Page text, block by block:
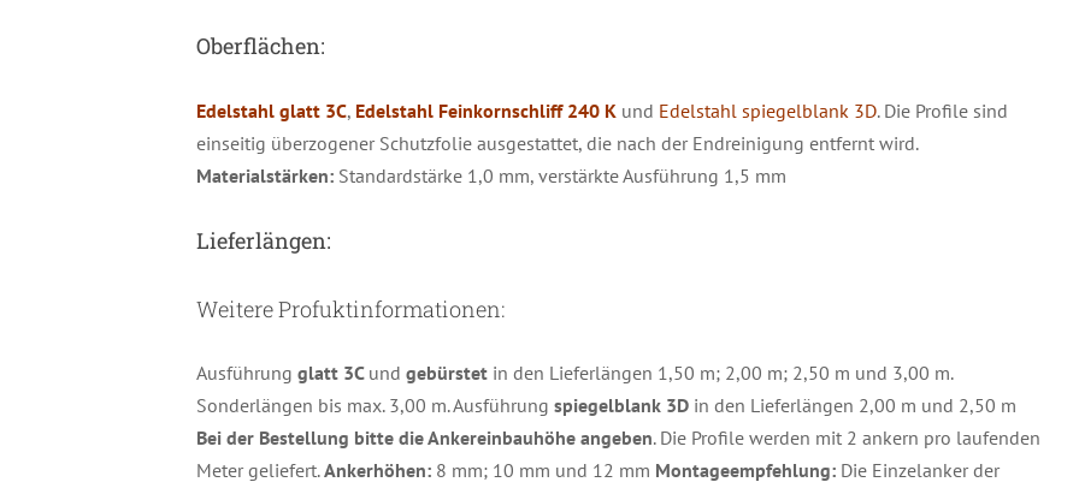
Oberflächen:
Edelstahl glatt 3C, Edelstahl Feinkornschliff 240 K und Edelstahl spiegelblank 3D. Die Profile sind
einseitig überzogener Schutzfolie ausgestattet, die nach der Endreinigung entfernt wird.
Materialstärken: Standardstärke 1,0 mm, verstärkte Ausführung 1,5 mm
Lieferlängen:
Weitere Profuktinformationen:
Ausführung glatt 3C und gebürstet in den Lieferlängen 1,50 m; 2,00 m; 2,50 m und 3,00 m.
Sonderlängen bis max. 3,00 m. Ausführung spiegelblank 3Din den Lieferlängen 2,00 m und 2,50 m
Bei der Bestellung bitte die Ankereinbauhöhe angeben. Die Profile werden mit 2 ankern pro laufenden
Meter geliefert.Ankerhöhen:8 mm; 10 mm und 12 mm Montageempfehlung:Die Einzelanker der